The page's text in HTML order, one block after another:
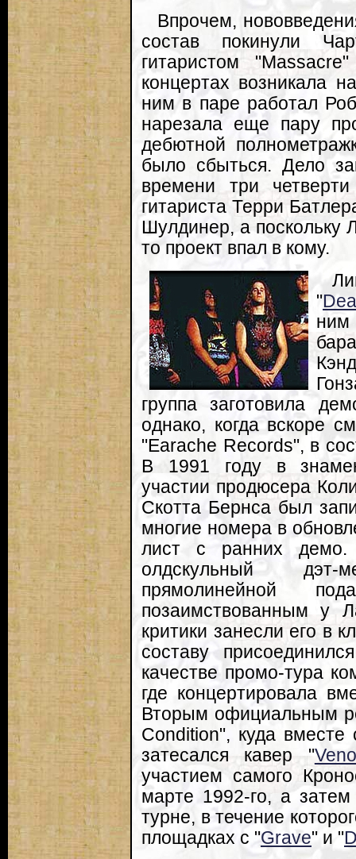
Впрочем,
состав покинули
гитаристом
концертах возникала
ним в паре работал
нарезала еще пару
дебютной
было сбыться. Дело
времени три
гитариста Терри
Шулдинер, а поскольку
то проект впал в кому.
"
группа заготовила
однако, когда вскоре
"Earache Records", в
В 1991 году в
участии продюсера
Скотта Бернса был
многие номера в
лист с ранних демо.
олдскульный
прямолинейной
позаимствованным у
критики занесли его в
составу
качестве промо-тура
где концертировала
Вторым официальным
Condition", куда
затесался кавер "
участием самого
марте 1992-го, а затем
турне, в течение
площадках с "Grave" и "